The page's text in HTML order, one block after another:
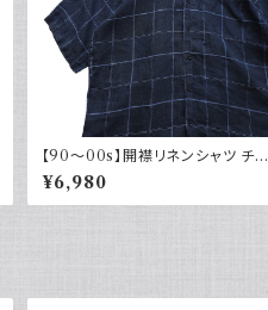
【90～00s】開襟リネンシャツ チェ
ック オープンカラー 古着 ボックス
シルエット ネイビー フェード
¥6,980